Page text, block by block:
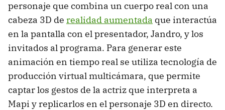
personaje que combina un cuerpo real con una
cabeza 3D de realidad aumentada que interactúa
en la pantalla con el presentador, Jandro, y los
invitados al programa. Para generar este
animación en tiempo real se utiliza tecnología de
producción virtual multicámara, que permite
captar los gestos de la actriz que interpreta a
Mapi y replicarlos en el personaje 3D en directo.